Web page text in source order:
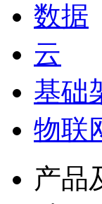
数据
云
基础
物联
产品